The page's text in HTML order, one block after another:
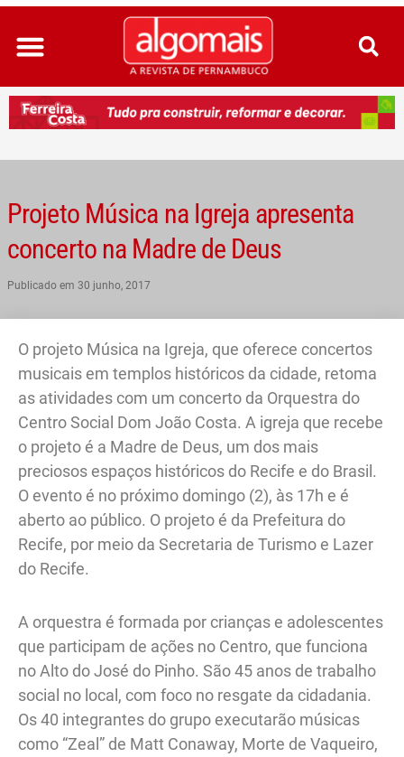
Ir
para
conteúdo
Projeto Música na Igreja apresenta
concerto na Madre de Deus
Publicado em 30 junho, 2017
O projeto Música na Igreja, que oferece concertos
musicais em templos históricos da cidade, retoma
as atividades com um concerto da Orquestra do
Centro Social Dom João Costa. A igreja que recebe
o projeto é a Madre de Deus, um dos mais
preciosos espaços históricos do Recife e do Brasil.
O evento é no próximo domingo (2), às 17h e é
aberto ao público. O projeto é da Prefeitura do
Recife, por meio da Secretaria de Turismo e Lazer
do Recife.
A orquestra é formada por crianças e adolescentes
que participam de ações no Centro, que funciona
no Alto do José do Pinho. São 45 anos de trabalho
social no local, com foco no resgate da cidadania.
Os 40 integrantes do grupo executarão músicas
como “Zeal” de Matt Conaway, Morte de Vaqueiro,